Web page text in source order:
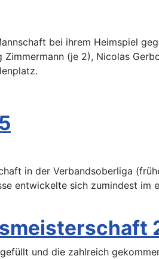
bei ihrem Heimspiel
(je 2), Nicolas
in der Verbandsoberliga
entwickelte sich zumindest im
und die zahlreich